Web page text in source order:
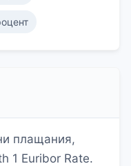
плащания,
1 Euribor Rate.